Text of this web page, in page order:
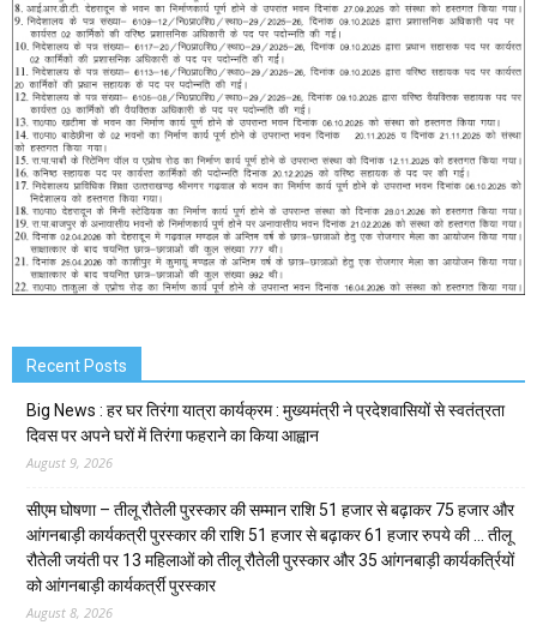
Recent Posts
Big News : हर घर तिरंगा यात्रा कार्यक्रम : मुख्यमंत्री ने प्रदेशवासियों से स्वतंत्रता
दिवस पर अपने घरों में तिरंगा फहराने का किया आह्वान
August 9, 2026
सीएम घोषणा – तीलू रौतेली पुरस्कार की सम्मान राशि 51 हजार से बढ़ाकर 75 हजार और
आंगनबाड़ी कार्यकत्री पुरस्कार की राशि 51 हजार से बढ़ाकर 61 हजार रुपये की … तीलू
रौतेली जयंती पर 13 महिलाओं को तीलू रौतेली पुरस्कार और 35 आंगनबाड़ी कार्यकर्त्रियों
को आंगनबाड़ी कार्यकर्त्री पुरस्कार
August 8, 2026